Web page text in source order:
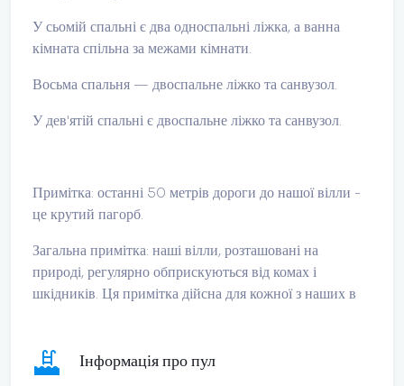
У сьомій спальні є два односпальні ліжка, а ванна
кімната спільна за межами кімнати.
Восьма спальня — двоспальне ліжко та санвузол.
У дев'ятій спальні є двоспальне ліжко та санвузол.
Примітка: останні 50 метрів дороги до нашої вілли -
це крутий пагорб.
Загальна примітка: наші вілли, розташовані на
природі, регулярно обприскуються від комах і
шкідників. Ця примітка дійсна для кожної з наших в
Інформація про пул